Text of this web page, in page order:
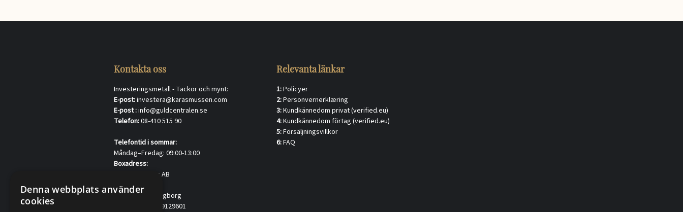
Kontakta oss
Investeringsmetall - Tackor och mynt:
E-post:investera@karasmussen.com
E-post :info@guldcentralen.se
Telefon:08-410 515 90
Telefontid i sommar:
Måndag–Fredag: 09:00-13:00
Boxadress:
K.A.Rasmussen AB
Postbox 911
SE-251 09 Helsingborg
VAT.no SE556069129601
Relevanta länkar
1:Policyer
2:Personvernerklæring
3:Kundkännedom privat (verified.eu)
4:Kundkännedom förtag (verified.eu)
5:Försäljningsvillkor
6:FAQ
Denna webbplats använder
cookies